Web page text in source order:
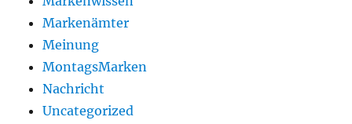
Markenämter
Meinung
MontagsMarken
Nachricht
Uncategorized